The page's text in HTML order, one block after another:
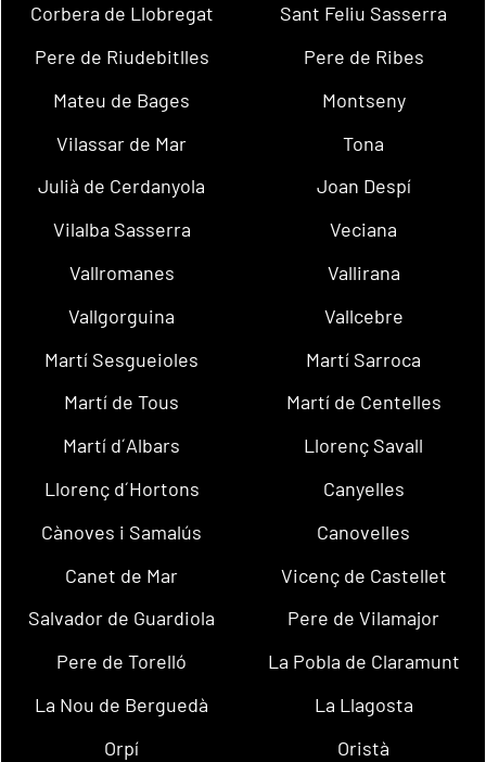
Corbera de Llobregat
Sant Feliu Sasserra
Pere de Riudebitlles
Pere de Ribes
Mateu de Bages
Montseny
Vilassar de Mar
Tona
Julià de Cerdanyola
Joan Despí
Vilalba Sasserra
Veciana
Vallromanes
Vallirana
Vallgorguina
Vallcebre
Martí Sesgueioles
Martí Sarroca
Martí de Tous
Martí de Centelles
Martí d´Albars
Llorenç Savall
Llorenç d´Hortons
Canyelles
Cànoves i Samalús
Canovelles
Canet de Mar
Vicenç de Castellet
Salvador de Guardiola
Pere de Vilamajor
Pere de Torelló
La Pobla de Claramunt
La Nou de Berguedà
La Llagosta
Orpí
Oristà